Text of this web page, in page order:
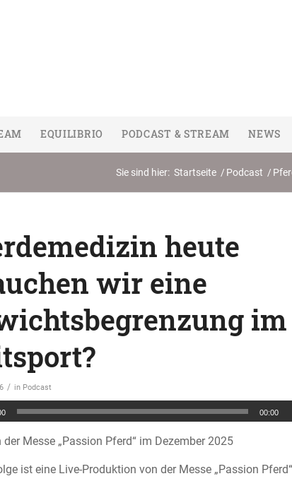
EQUILIBRIO PODCAST & STREAM NEWS
Sie sind hier: Startseite / Podcast /
heute
wir eine
im
/ in Podcast
00:00
der Messe „Passion Pferd“ im Dezember 2025
ist eine Live-Produktion von der Messe „Passion